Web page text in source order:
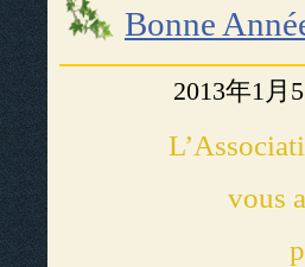
Bonne
2013年1月
vous